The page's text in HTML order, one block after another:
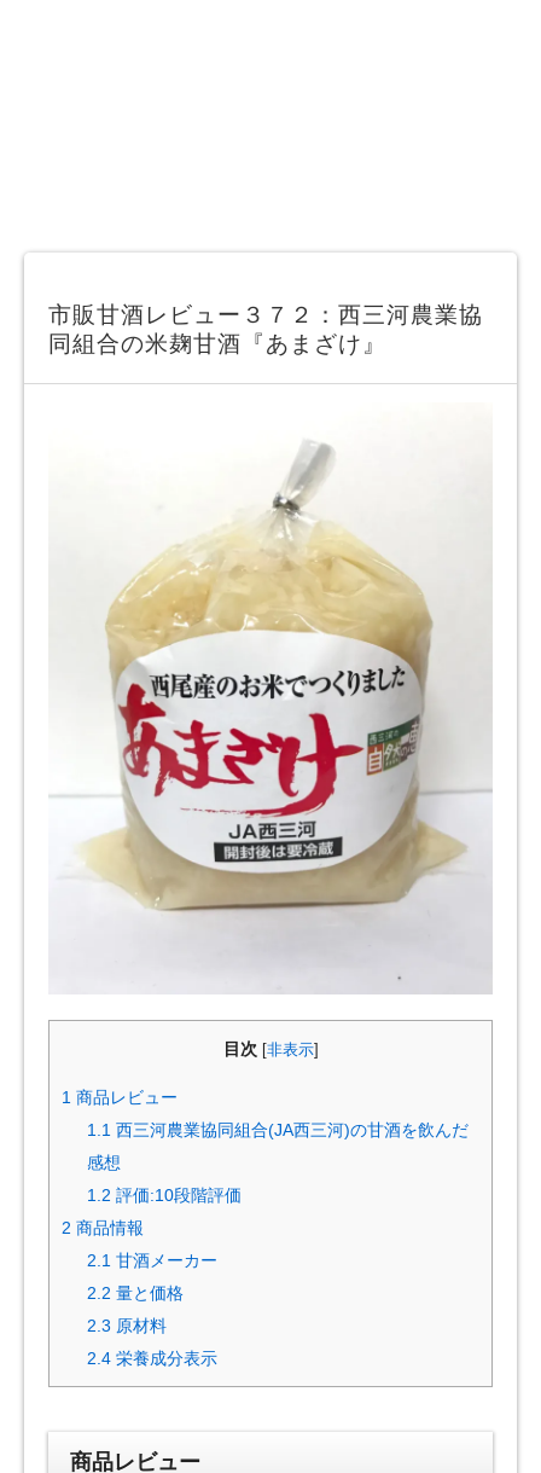
市販甘酒レビュー３７２：西三河農業協
同組合の米麹甘酒『あまざけ』
目次 非表示]
1 商品レビュー
1.1 西三河農業協同組合(JA西三河)の甘酒を飲んだ
感想
1.2 評価:10段階評価
2 商品情報
2.1 甘酒メーカー
2.2 量と価格
2.3 原材料
2.4 栄養成分表示
商品レビュー